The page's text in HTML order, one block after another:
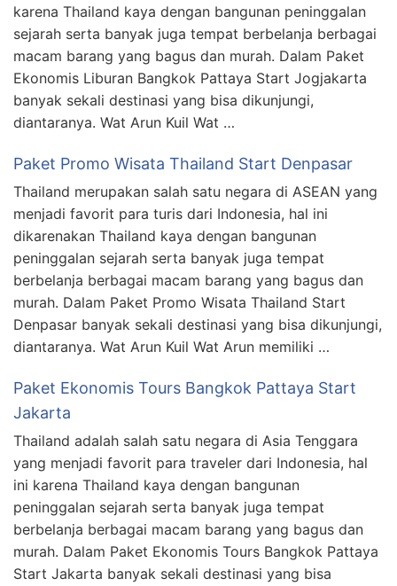
karena Thailand kaya dengan bangunan peninggalan
sejarah serta banyak juga tempat berbelanja berbagai
macam barang yang bagus dan murah. Dalam Paket
Ekonomis Liburan Bangkok Pattaya Start Jogjakarta
banyak sekali destinasi yang bisa dikunjungi,
diantaranya. Wat Arun Kuil Wat …
Paket Promo Wisata Thailand Start Denpasar
Thailand merupakan salah satu negara di ASEAN yang
menjadi favorit para turis dari Indonesia, hal ini
dikarenakan Thailand kaya dengan bangunan
peninggalan sejarah serta banyak juga tempat
berbelanja berbagai macam barang yang bagus dan
murah. Dalam Paket Promo Wisata Thailand Start
Denpasar banyak sekali destinasi yang bisa dikunjungi,
diantaranya. Wat Arun Kuil Wat Arun memiliki …
Paket Ekonomis Tours Bangkok Pattaya Start
Jakarta
Thailand adalah salah satu negara di Asia Tenggara
yang menjadi favorit para traveler dari Indonesia, hal
ini karena Thailand kaya dengan bangunan
peninggalan sejarah serta banyak juga tempat
berbelanja berbagai macam barang yang bagus dan
murah. Dalam Paket Ekonomis Tours Bangkok Pattaya
Start Jakarta banyak sekali destinasi yang bisa